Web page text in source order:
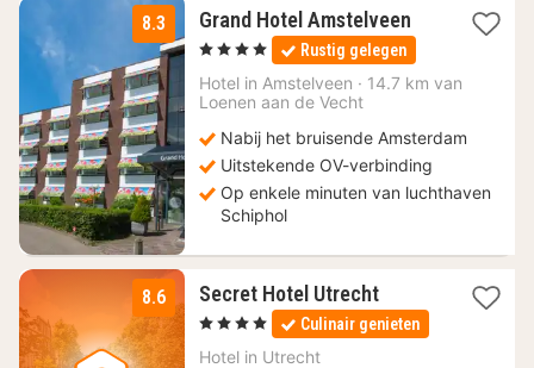
8.3 Grand Hotel Amstelveen1
nacht
vanaf
99
, 4 Sterren Rustig gelegen
Hotel in Amstelveen · 14.7 km van
Loenen aan de Vecht
Nabij het bruisende Amsterdam
Uitstekende OV-verbinding
Op enkele minuten van luchthaven
Schiphol
8.6 Secret Hotel Utrecht1
nacht
vanaf
, 4 Sterren Culinair genieten
Hotel in Utrecht